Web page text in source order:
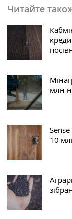
Читайте
млн
10